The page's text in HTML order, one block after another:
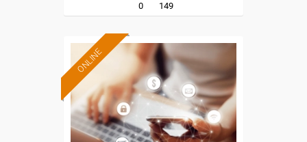
0 149
ONLINE
Formación 100%
subvencionada.
Para desempleados,
trabajadores y autónomos.